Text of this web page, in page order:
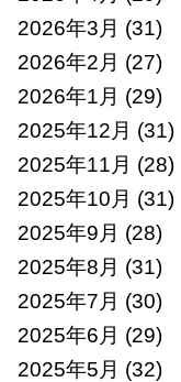
2026年3月 (31)
2026年2月 (27)
2026年1月 (29)
2025年12月 (31)
2025年11月 (28)
2025年10月 (31)
2025年9月 (28)
2025年8月 (31)
2025年7月 (30)
2025年6月 (29)
2025年5月 (32)